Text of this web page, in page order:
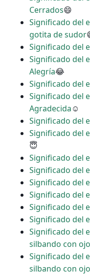
Cerrados😄
Significado del
gotita de sudor
Significado del
Significado del
Alegría😂
Significado del
Significado del
Agradecida☺
Significado del
Significado del
😇
Significado del
Significado del
Significado del
Significado del
Significado del
Significado del
Significado del
silbando con
Significado del
silbando con